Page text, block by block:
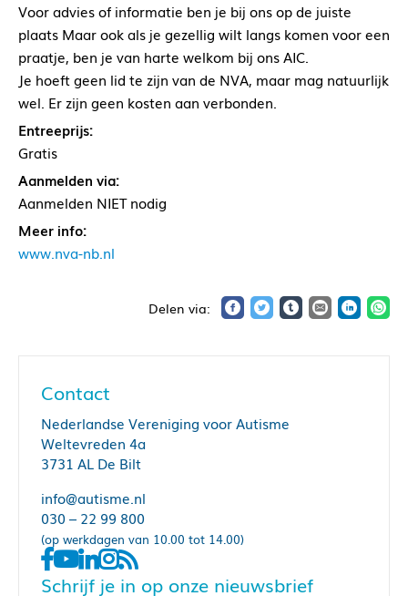
Voor advies of informatie ben je bij ons op de juiste
plaats Maar ook als je gezellig wilt langs komen voor een
praatje, ben je van harte welkom bij ons AIC.
Je hoeft geen lid te zijn van de NVA, maar mag natuurlijk
wel. Er zijn geen kosten aan verbonden.
Entreeprijs:
Gratis
Aanmelden via:
Aanmelden NIET nodig
Meer info:
www.nva-nb.nl
Contact
Nederlandse Vereniging voor Autisme
Weltevreden 4a
3731 AL De Bilt
info@autisme.nl
030 – 22 99 800
(op werkdagen van 10.00 tot 14.00)
Schrijf je in op onze nieuwsbrief